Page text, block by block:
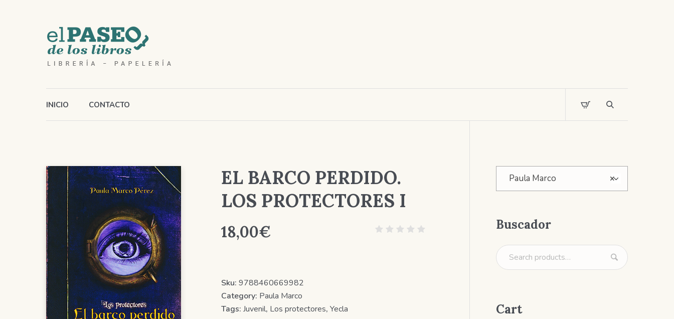
INICIO CONTACTO
EL BARCO PERDIDO.
LOS PROTECTORES I
18,00€
Sku: 9788460669982
Category: Paula Marco
Tags: Juvenil, Los protectores, Yecla
×
Paula Marco
Buscador
Cart